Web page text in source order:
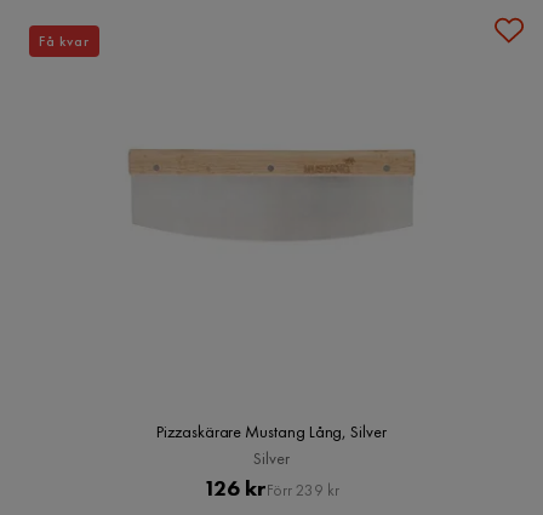
Pizzaskärare Mustang Lång, Silver
Silver
Pris
126 krOriginal
Förr 239 kr
Få kvar